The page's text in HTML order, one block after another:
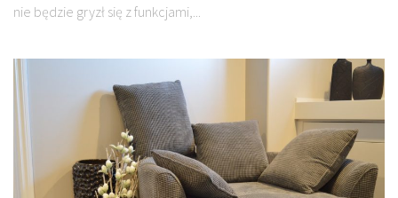
nie będzie gryzł się z funkcjami,...